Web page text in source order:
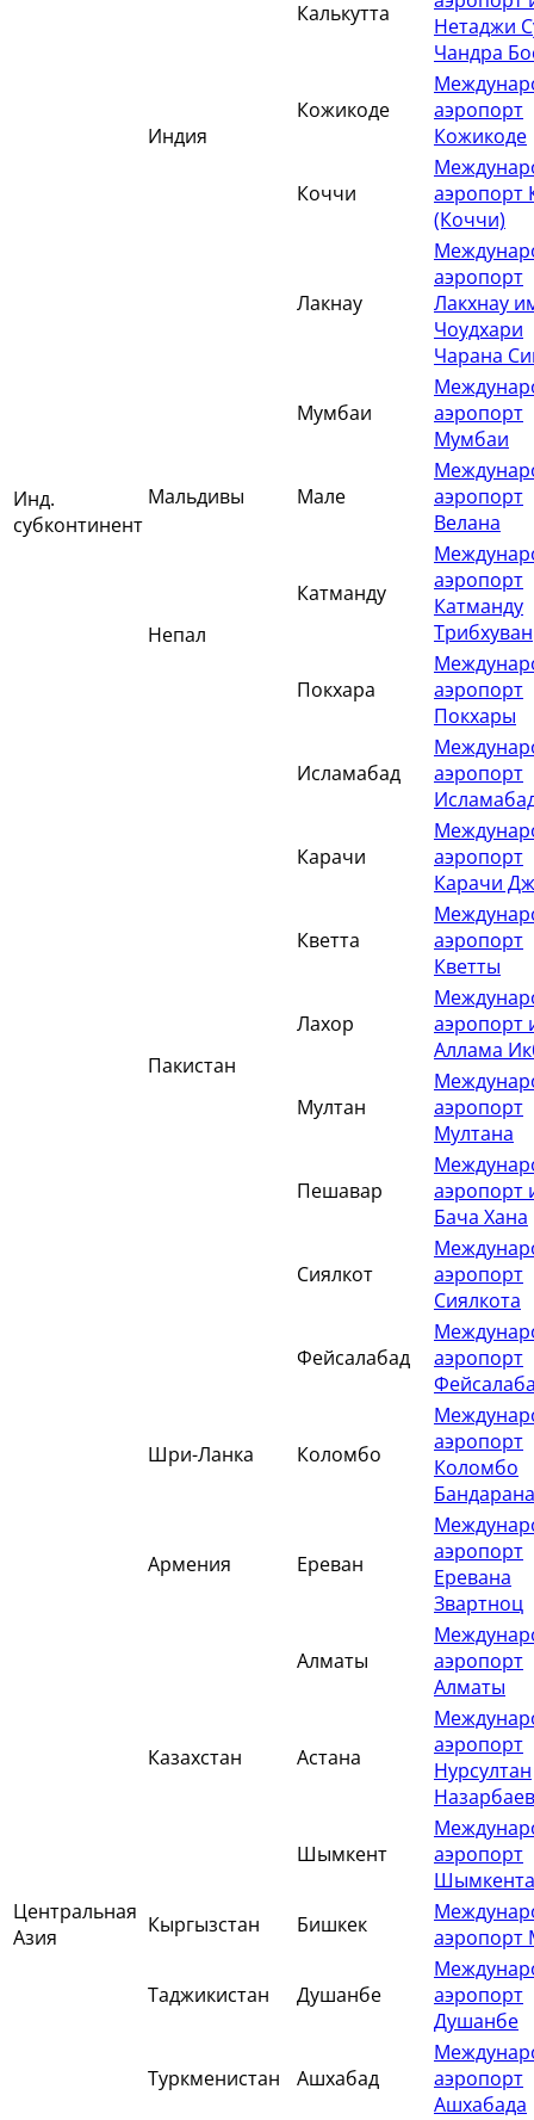
Инд.
субконтинент
Индия
Калькутта
Нетаджи
Чандра
Кожикоде
аэропорт
Кожикоде
Коччи
аэропорт
(Коччи)
Лакнау
аэропорт
Лакхнау
Чоудхари
Чарана
Мумбаи
аэропорт
Мумбаи
Мальдивы Мале
аэропорт
Велана
Непал
Катманду
аэропорт
Катманду
Трибхуван
Покхара
аэропорт
Покхары
Пакистан
Исламабад
аэропорт
Карачи
аэропорт
Карачи
Кветта
аэропорт
Кветты
Лахор
аэропорт
Аллама
Мултан
аэропорт
Мултана
Пешавар
аэропорт
Бача Хана
Сиялкот
аэропорт
Сиялкота
Фейсалабад
аэропорт
Шри-Ланка Коломбо
аэропорт
Коломбо
Центральная
Азия
Армения Ереван
аэропорт
Еревана
Звартноц
Казахстан
Алматы
аэропорт
Алматы
Астана
аэропорт
Нурсултан
Назарбаев
Шымкент
аэропорт
Шымкента
Кыргызстан
Бишкек
аэропорт
Таджикистан Душанбе
аэропорт
Душанбе
Туркменистан Ашхабад
аэропорт
Ашхабада